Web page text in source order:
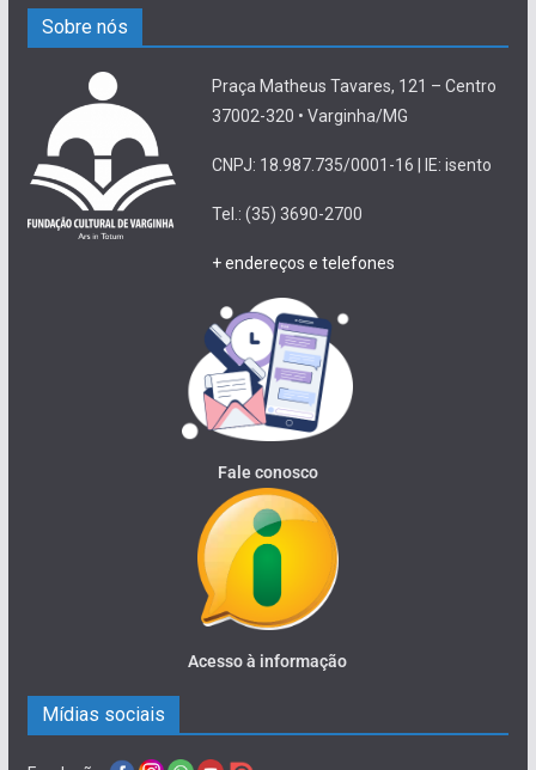
Sobre nós
Praça Matheus Tavares, 121 – Centro
37002-320 • Varginha/MG
CNPJ: 18.987.735/0001-16 | IE: isento
Tel.: (35) 3690-2700
+ endereços e telefones
Fale conosco
Acesso à informação
Mídias sociais